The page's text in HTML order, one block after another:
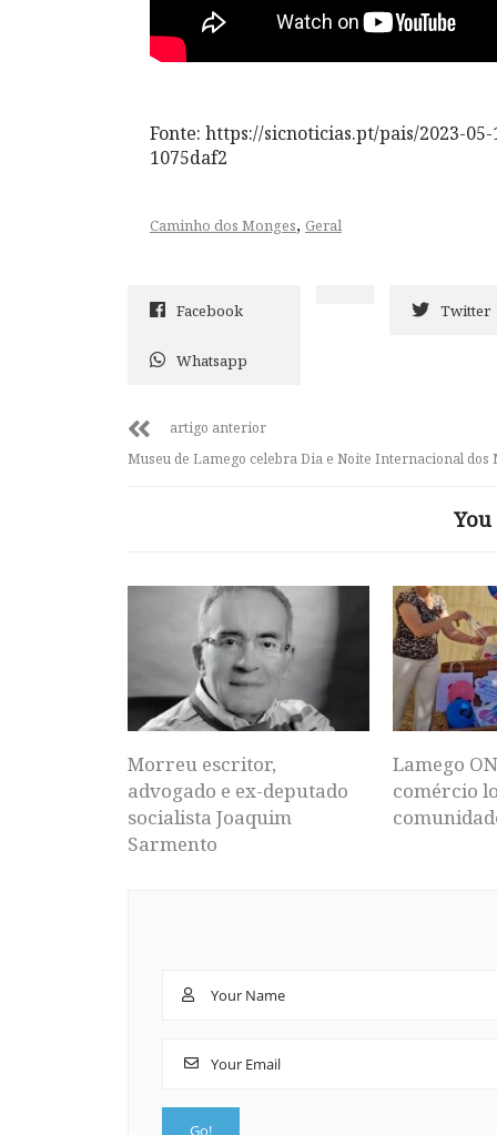
Fonte: https://sicnoticias.pt/pais/2023-
1075daf2
Caminho dos Monges, Geral
Facebook Twitter
Whatsapp
artigo anterior
Museu de Lamego celebra Dia e Noite Internacional dos
Morreu escritor,
advogado e ex-deputado
socialista Joaquim
Sarmento
Lamego
comércio